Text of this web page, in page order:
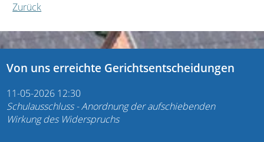
Zurück
Von uns erreichte Gerichtsentscheidungen
11-05-2026 12:30
Schulausschluss - Anordnung der aufschiebenden
Wirkung des Widerspruchs